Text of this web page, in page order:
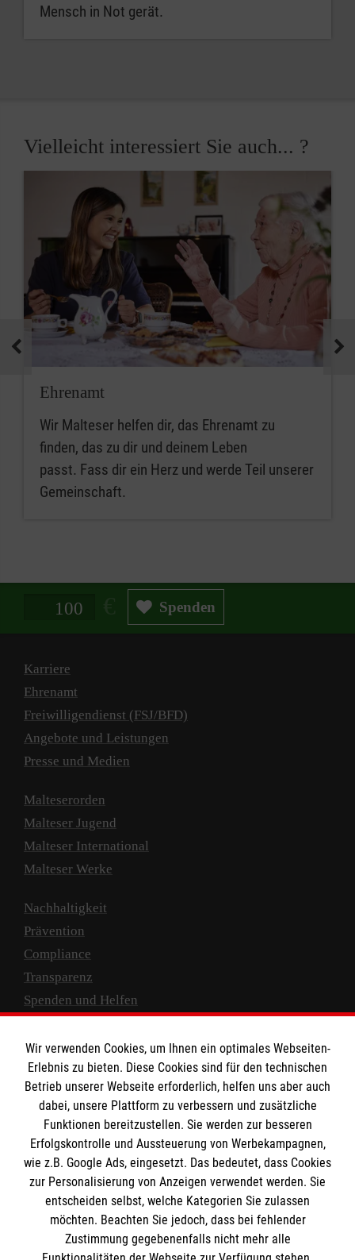
Mensch in Not gerät.
Vielleicht interessiert Sie auch... ?
Ehrenamt
Wir Malteser helfen dir, das Ehrenamt zu
finden, das zu dir und deinem Leben
passt. Fass dir ein Herz und werde Teil unserer
Gemeinschaft.
Spendenbetrag in Euro Spenden
Karriere
Ehrenamt
Freiwilligendienst (FSJ/BFD)
Angebote und Leistungen
Presse und Medien
Malteserorden
Malteser Jugend
Malteser International
Malteser Werke
Nachhaltigkeit
Prävention
Compliance
Transparenz
Spenden und Helfen
Empfänger: Malteser Hilfsdienst e.V.
IBAN: DE10 3706 0120 1201 2000 12
BIC: GENODED 1PA7
Wir verwenden Cookies, um Ihnen ein optimales Webseiten-
Erlebnis zu bieten. Diese Cookies sind für den technischen
Betrieb unserer Webseite erforderlich, helfen uns aber auch
dabei, unsere Plattform zu verbessern und zusätzliche
Funktionen bereitzustellen. Sie werden zur besseren
Erfolgskontrolle und Aussteuerung von Werbekampagnen,
wie z.B. Google Ads, eingesetzt. Das bedeutet, dass Cookies
zur Personalisierung von Anzeigen verwendet werden. Sie
entscheiden selbst, welche Kategorien Sie zulassen
möchten. Beachten Sie jedoch, dass bei fehlender
Zustimmung gegebenenfalls nicht mehr alle